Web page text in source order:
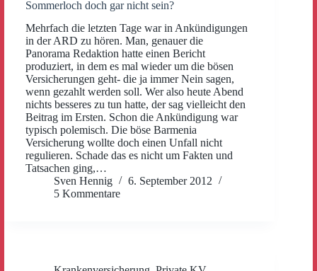
Sommerloch doch gar nicht sein?
Mehrfach die letzten Tage war in Ankündigungen
in der ARD zu hören. Man, genauer die
Panorama Redaktion hatte einen Bericht
produziert, in dem es mal wieder um die bösen
Versicherungen geht- die ja immer Nein sagen,
wenn gezahlt werden soll. Wer also heute Abend
nichts besseres zu tun hatte, der sag vielleicht den
Beitrag im Ersten. Schon die Ankündigung war
typisch polemisch. Die böse Barmenia
Versicherung wollte doch einen Unfall nicht
regulieren. Schade das es nicht um Fakten und
Tatsachen ging,…
Sven Hennig
6. September 2012
5 Kommentare